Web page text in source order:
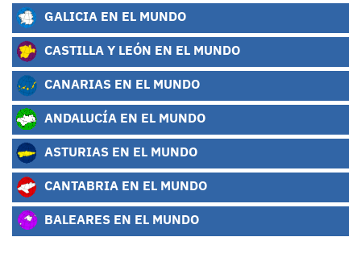
GALICIA EN EL MUNDO
CASTILLA Y LEÓN EN EL MUNDO
CANARIAS EN EL MUNDO
ANDALUCÍA EN EL MUNDO
ASTURIAS EN EL MUNDO
CANTABRIA EN EL MUNDO
BALEARES EN EL MUNDO